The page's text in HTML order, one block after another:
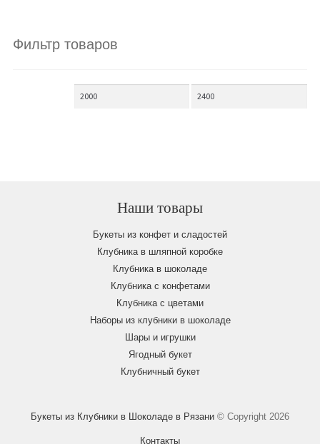
Фильтр товаров
Наши товары
Букеты из конфет и сладостей
Клубника в шляпной коробке
Клубника в шоколаде
Клубника с конфетами
Клубника с цветами
Наборы из клубники в шоколаде
Шары и игрушки
Ягодный букет
Клубничный букет
Букеты из Клубники в Шоколаде в Рязани © Copyright 2026
Контакты